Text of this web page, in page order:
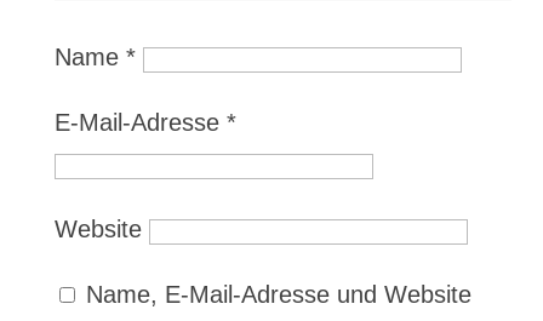
Name *
E-Mail-Adresse *
Website
Name, E-Mail-Adresse und Website